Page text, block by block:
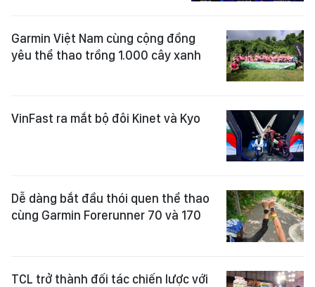
Garmin Việt Nam cùng cộng đồng
yêu thể thao trồng 1.000 cây xanh
VinFast ra mắt bộ đôi Kinet và Kyo
Dễ dàng bắt đầu thói quen thể thao
cùng Garmin Forerunner 70 và 170
TCL trở thành đối tác chiến lược với